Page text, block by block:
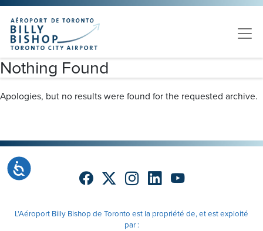
Veuillez
noter
Ce
site
Web
un
Accessibilité
Skip to main content
Nothing Found
Apologies, but no results were found for the requested archive.
L'Aéroport Billy Bishop de Toronto est la propriété de, et est exploité
par :